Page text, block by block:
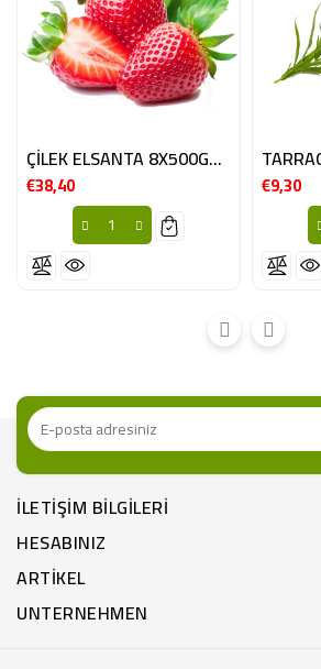
ÇİLEK ELSANTA 8X500GR BE
€38,40Fiyat €9,30Fiyat
ILETIŞIM BILGILERI
HESABINIZ
ARTIKEL
UNTERNEHMEN